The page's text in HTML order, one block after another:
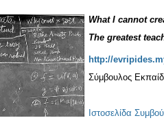
What I cannot
The greatest
http://
Σύμβουλος
Ιστοσελίδα